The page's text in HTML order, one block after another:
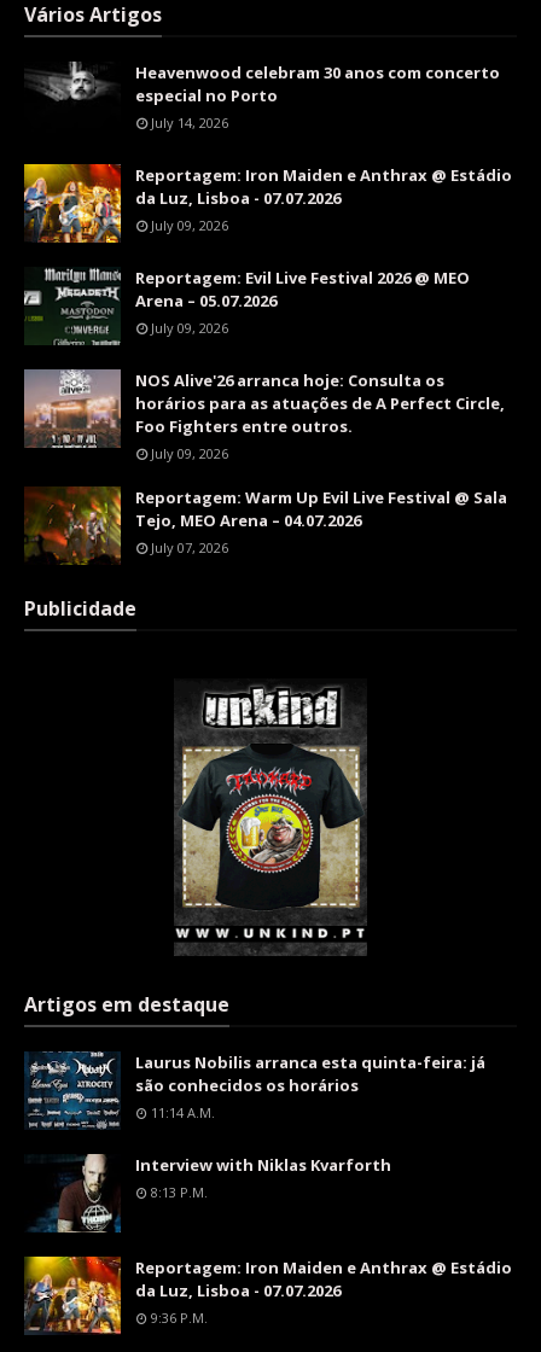
Vários Artigos
Heavenwood celebram 30 anos com concerto
especial no Porto
July 14, 2026
Reportagem: Iron Maiden e Anthrax @ Estádio
da Luz, Lisboa - 07.07.2026
July 09, 2026
Reportagem: Evil Live Festival 2026 @ MEO
Arena – 05.07.2026
July 09, 2026
NOS Alive'26 arranca hoje: Consulta os
horários para as atuações de A Perfect Circle,
Foo Fighters entre outros.
July 09, 2026
Reportagem: Warm Up Evil Live Festival @ Sala
Tejo, MEO Arena – 04.07.2026
July 07, 2026
Publicidade
Artigos em destaque
Laurus Nobilis arranca esta quinta-feira: já
são conhecidos os horários
11:14 A.m.
Interview with Niklas Kvarforth
8:13 P.m.
Reportagem: Iron Maiden e Anthrax @ Estádio
da Luz, Lisboa - 07.07.2026
9:36 P.m.